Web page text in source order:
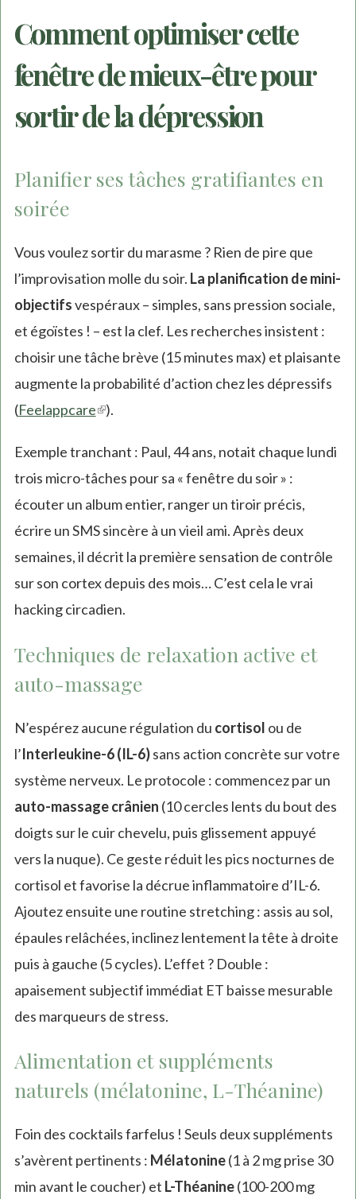
Comment optimiser cette
fenêtre de mieux-être pour
sortir de la dépression
Planifier ses tâches gratifiantes en
soirée
Vous voulez sortir du marasme ? Rien de pire que
l’improvisation molle du soir. La planification de mini-
objectifsvespéraux – simples, sans pression sociale,
et égoïstes ! – est la clef. Les recherches insistent :
choisir une tâche brève (15 minutes max) et plaisante
augmente la probabilité d’action chez les dépressifs
(Feelappcare(link
external)
).
Exemple tranchant : Paul, 44 ans, notait chaque lundi
trois micro-tâches pour sa « fenêtre du soir » :
écouter un album entier, ranger un tiroir précis,
écrire un SMS sincère à un vieil ami. Après deux
semaines, il décrit la première sensation de contrôle
sur son cortex depuis des mois… C’est cela le vrai
hacking circadien.
Techniques de relaxation active et
auto-massage
N’espérez aucune régulation du cortisol ou de
l’Interleukine-6 (IL-6)sans action concrète sur votre
système nerveux. Le protocole : commencez par un
auto-massage crânien (10 cercles lents du bout des
doigts sur le cuir chevelu, puis glissement appuyé
vers la nuque). Ce geste réduit les pics nocturnes de
cortisol et favorise la décrue inflammatoire d’IL-6.
Ajoutez ensuite une routine stretching : assis au sol,
épaules relâchées, inclinez lentement la tête à droite
puis à gauche (5 cycles). L’effet ? Double :
apaisement subjectif immédiat ET baisse mesurable
des marqueurs de stress.
Alimentation et suppléments
naturels (mélatonine, L-Théanine)
Foin des cocktails farfelus ! Seuls deux suppléments
s’avèrent pertinents : Mélatonine(1 à 2 mg prise 30
min avant le coucher) et L-Théanine(100-200 mg